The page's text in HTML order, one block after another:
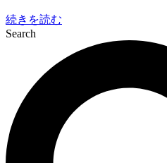
続きを読む
Search